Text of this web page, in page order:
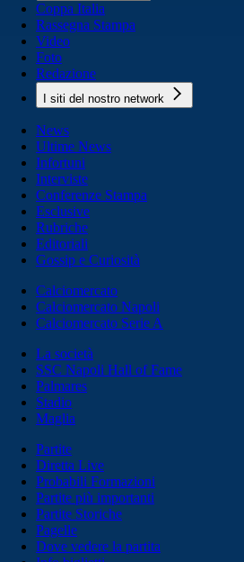
Coppa Italia
Rassegna Stampa
Video
Foto
Redazione
I siti del nostro network
News
Ultime News
Infortuni
Interviste
Conferenze Stampa
Esclusive
Rubriche
Editoriali
Gossip e Curiosità
Calciomercato
Calciomercato Napoli
Calciomercato Serie A
La società
SSC Napoli Hall of Fame
Palmares
Stadio
Maglia
Partite
Diretta Live
Probabili Formazioni
Partite più importanti
Partite Storiche
Pagelle
Dove vedere la partita